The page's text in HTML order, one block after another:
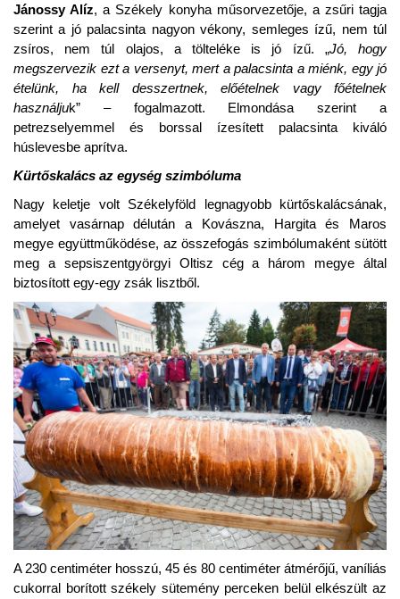
Jánossy Alíz, a Székely konyha műsorvezetője, a zsűri tagja
szerint a jó palacsinta nagyon vékony, semleges ízű, nem túl
zsíros, nem túl olajos, a tölteléke is jó ízű. „Jó, hogy
megszervezik ezt a versenyt, mert a palacsinta a miénk, egy jó
ételünk, ha kell desszertnek, előételnek vagy főételnek
használjuk” – fogalmazott. Elmondása szerint a
petrezselyemmel és borssal ízesített palacsinta kiváló
húslevesbe aprítva.
Kürtőskalács az egység szimbóluma
Nagy keletje volt Székelyföld legnagyobb kürtőskalácsának,
amelyet vasárnap délután a Kovászna, Hargita és Maros
megye együttműködése, az összefogás szimbólumaként sütött
meg a sepsiszentgyörgyi Oltisz cég a három megye által
biztosított egy-egy zsák lisztből.
A 230 centiméter hosszú, 45 és 80 centiméter átmérőjű, vaníliás
cukorral borított székely sütemény perceken belül elkészült az